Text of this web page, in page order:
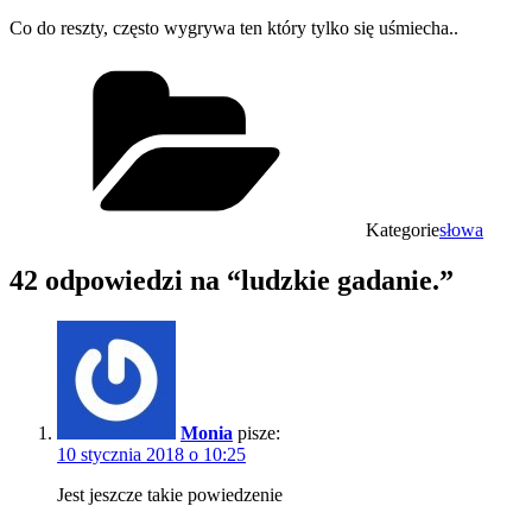
Co do reszty, często wygrywa ten który tylko się uśmiecha..
Kategoriesłowa
42 odpowiedzi na “ludzkie gadanie.”
Monia pisze:
10 stycznia 2018 o 10:25
Jest jeszcze takie powiedzenie